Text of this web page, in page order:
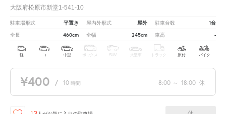
大阪府松原市新堂1-541-10
駐車場形式 平置き 屋内外形式 屋外 駐車台数 1台
全長 460cm 全幅 245cm 車高 -
軽 コ 中型 ボックス SUV 大型車 トラック 原付 バイク
¥400 / 10 時間 8:00 ～ 18:00 休